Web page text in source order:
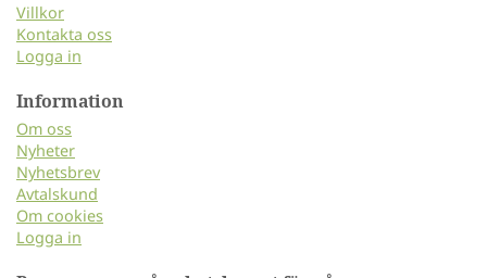
Villkor
Kontakta oss
Logga in
Information
Om oss
Nyheter
Nyhetsbrev
Avtalskund
Om cookies
Logga in